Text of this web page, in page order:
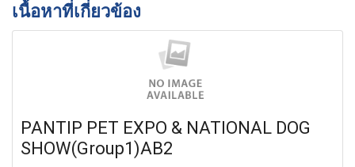
เนื้อหาที่เกี่ยวข้อง
PANTIP PET EXPO & NATIONAL DOG
SHOW(Group1)AB2